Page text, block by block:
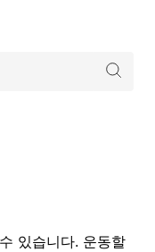
있습니다. 운동할